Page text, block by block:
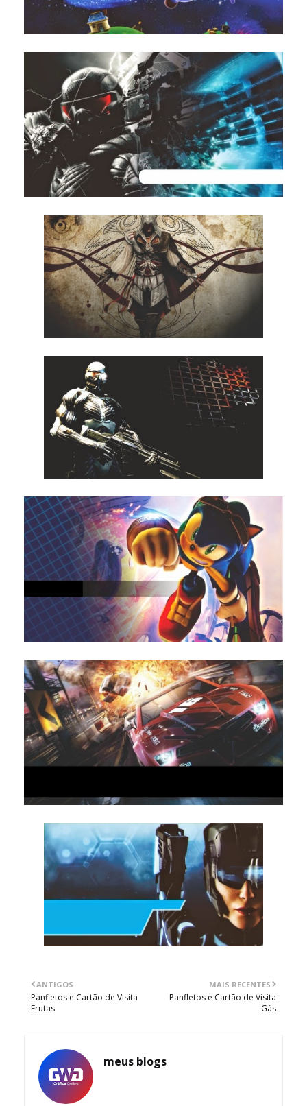
MAIS RECENTES
Panfletos e Cartão de Visita
Gás
ANTIGOS
Panfletos e Cartão de Visita
Frutas
meus blogs